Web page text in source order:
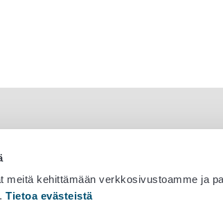
meitä kehittämään verkkosivustoamme ja
Tietoa evästeistä